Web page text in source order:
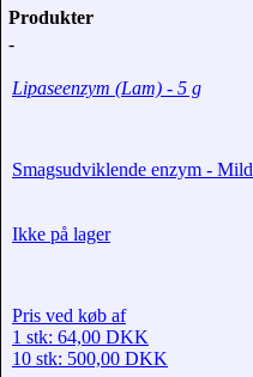
Produkter
-
Lipaseenzym (Lam) - 5 g
Smagsudviklende enzym - Mild
Ikke på lager
Pris ved køb af
1 stk: 64,00 DKK
10 stk: 500,00 DKK